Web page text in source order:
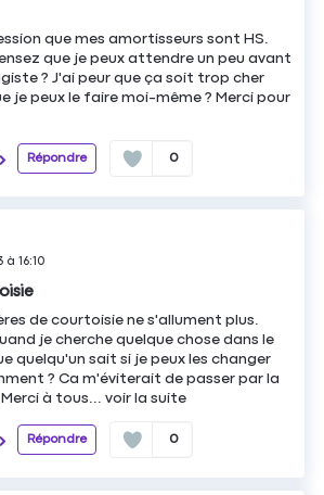
que mes amortisseurs sont HS.
que je peux attendre un peu avant
? J'ai peur que ça soit trop cher
je peux le faire moi-même ? Merci pour
Répondre 0
à16:10
de courtoisie ne s'allument plus.
je cherche quelque chose dans le
quelqu'un sait si je peux les changer
? Ca m'éviterait de passer par la
à tous...voir la suite
Répondre 0